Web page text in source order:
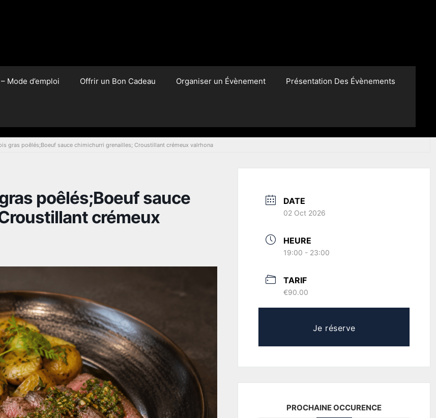
Mode d’emploi Offrir un Bon Cadeau Organiser un Évènement Présentation Des Évènements
gras poêlés;Boeuf sauce chimichurri grenailles; Croustillant crémeux valrhona
poêlés;Boeuf sauce
crémeux
DATE
02 Oct 2026
HEURE
19:00 - 23:00
TARIF
€90.00
Je réserve
PROCHAINE OCCURENCE